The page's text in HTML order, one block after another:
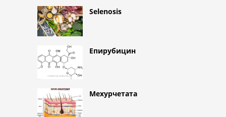
Selenosis
Епирубицин
Мехурчетата